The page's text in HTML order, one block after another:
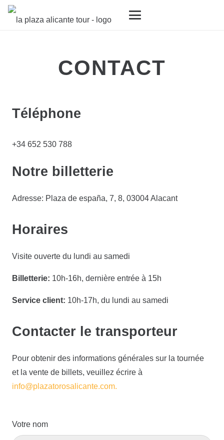
CONTACT
Téléphone
+34 652 530 788
Notre billetterie
Adresse: Plaza de españa, 7, 8, 03004 Alacant
Horaires
Visite ouverte du lundi au samedi
Billetterie: 10h-16h, dernière entrée à 15h
Service client: 10h-17h, du lundi au samedi
Contacter le transporteur
Pour obtenir des informations générales sur la tournée
et la vente de billets, veuillez écrire à
info@plazatorosalicante.com.
Votre nom